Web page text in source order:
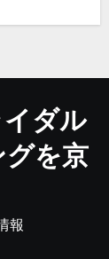
ダル
グを京
報